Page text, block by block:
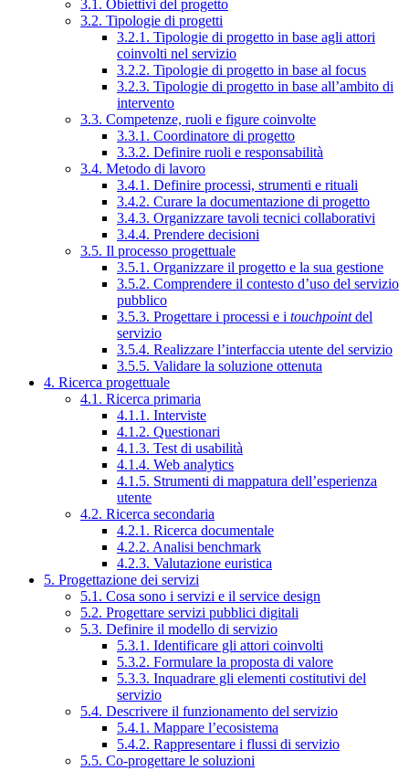
3.1. Obiettivi del progetto
3.2. Tipologie di progetti
3.2.1. Tipologie di progetto in base agli attori
coinvolti nel servizio
3.2.2. Tipologie di progetto in base al focus
3.2.3. Tipologie di progetto in base all’ambito di
intervento
3.3. Competenze, ruoli e figure coinvolte
3.3.1. Coordinatore di progetto
3.3.2. Definire ruoli e responsabilità
3.4. Metodo di lavoro
3.4.1. Definire processi, strumenti e rituali
3.4.2. Curare la documentazione di progetto
3.4.3. Organizzare tavoli tecnici collaborativi
3.4.4. Prendere decisioni
3.5. Il processo progettuale
3.5.1. Organizzare il progetto e la sua gestione
3.5.2. Comprendere il contesto d’uso del servizio
pubblico
3.5.3. Progettare i processi e i touchpointdel
servizio
3.5.4. Realizzare l’interfaccia utente del servizio
3.5.5. Validare la soluzione ottenuta
4. Ricerca progettuale
4.1. Ricerca primaria
4.1.1. Interviste
4.1.2. Questionari
4.1.3. Test di usabilità
4.1.4. Web analytics
4.1.5. Strumenti di mappatura dell’esperienza
utente
4.2. Ricerca secondaria
4.2.1. Ricerca documentale
4.2.2. Analisi benchmark
4.2.3. Valutazione euristica
5. Progettazione dei servizi
5.1. Cosa sono i servizi e il service design
5.2. Progettare servizi pubblici digitali
5.3. Definire il modello di servizio
5.3.1. Identificare gli attori coinvolti
5.3.2. Formulare la proposta di valore
5.3.3. Inquadrare gli elementi costitutivi del
servizio
5.4. Descrivere il funzionamento del servizio
5.4.1. Mappare l’ecosistema
5.4.2. Rappresentare i flussi di servizio
5.5. Co-progettare le soluzioni